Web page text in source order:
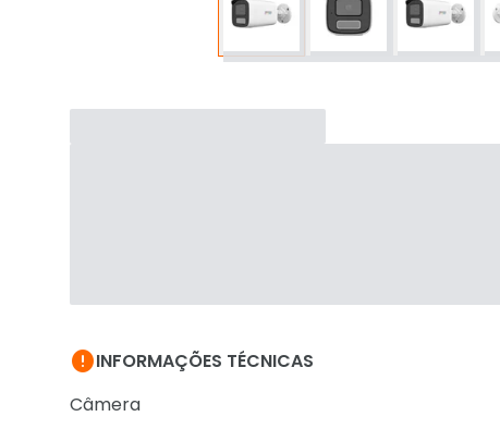
INFORMAÇÕES TÉCNICAS
Câmera